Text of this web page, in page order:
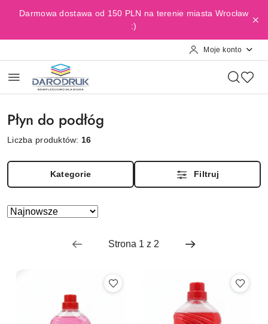
Przejdź do treści głównej
Przejdź do wyszukiwarki
Przejdź do moje konto
Przejdź do menu głównego
Przejdź do stopki
Darmowa dostawa od 150 PLN na terenie miasta Wrocław
:)
Moje konto
Płyn do podłóg
Liczba produktów: 16
Kategorie Filtruj
Zastosowano
Sortuj